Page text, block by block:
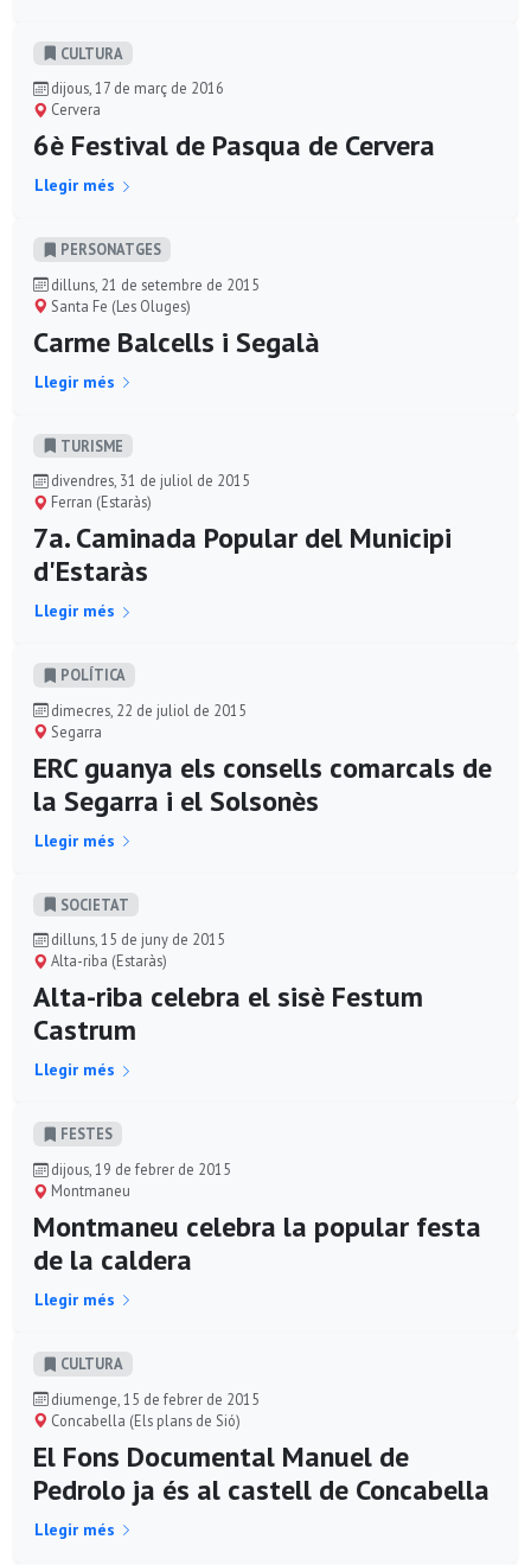
CULTURA
dijous, 17 de març de 2016
Cervera
6è Festival de Pasqua de Cervera
Llegir més
PERSONATGES
dilluns, 21 de setembre de 2015
Santa Fe (Les Oluges)
Carme Balcells i Segalà
Llegir més
TURISME
divendres, 31 de juliol de 2015
Ferran (Estaràs)
7a. Caminada Popular del Municipi
d'Estaràs
Llegir més
POLÍ­TICA
dimecres, 22 de juliol de 2015
Segarra
ERC guanya els consells comarcals de
la Segarra i el Solsonès
Llegir més
SOCIETAT
dilluns, 15 de juny de 2015
Alta-riba (Estaràs)
Alta-riba celebra el sisè Festum
Castrum
Llegir més
FESTES
dijous, 19 de febrer de 2015
Montmaneu
Montmaneu celebra la popular festa
de la caldera
Llegir més
CULTURA
diumenge, 15 de febrer de 2015
Concabella (Els plans de Sió)
El Fons Documental Manuel de
Pedrolo ja és al castell de Concabella
Llegir més